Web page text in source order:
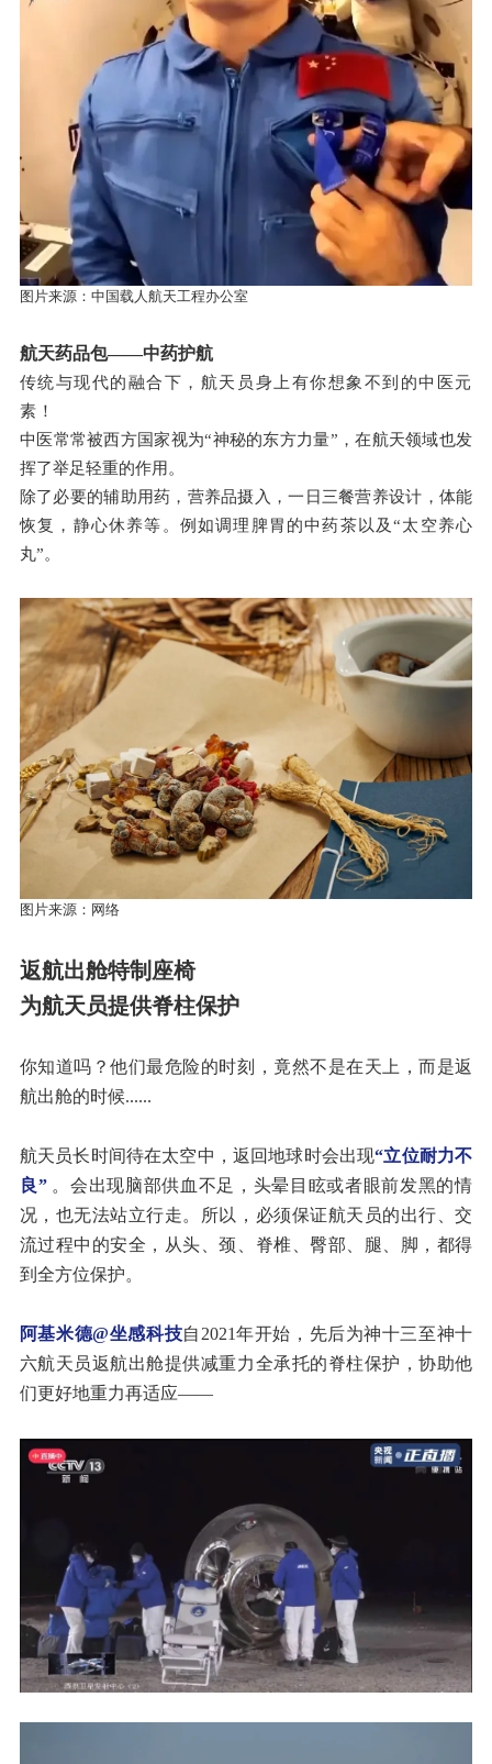
图片来源：中国载人航天工程办公室
航天药品包——中药护航
传统与现代的融合下，航天员身上有你想象不到的中医元
素！
中医常常被西方国家视为“神秘的东方力量”，在航天领域也发
挥了举足轻重的作用。
除了必要的辅助用药，营养品摄入，一日三餐营养设计，体能
恢复，静心休养等。例如调理脾胃的中药茶以及“太空养心
丸”。
图片来源：网络
返航出舱特制座椅
为航天员提供脊柱保护
你知道吗？他们最危险的时刻，竟然不是在天上，而是返
航出舱的时候......
航天员长时间待在太空中，返回地球时会出现“立位耐力不
良” 。会出现脑部供血不足，头晕目眩或者眼前发黑的情
况，也无法站立行走。所以，必须保证航天员的出行、交
流过程中的安全，从头、颈、脊椎、臀部、腿、脚，都得
到全方位保护。
阿基米德@坐感科技自2021年开始，先后为神十三至神十
六航天员返航出舱提供减重力全承托的脊柱保护，协助他
们更好地重力再适应——